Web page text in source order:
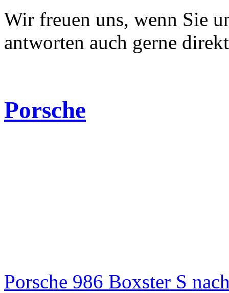
Wir freuen uns, wenn Sie
antworten auch gerne
Porsche
Porsche 986 Boxster S